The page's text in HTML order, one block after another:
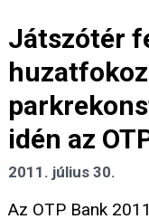
Játszótér
idén az
2011. július 30.
Az OTP Bank